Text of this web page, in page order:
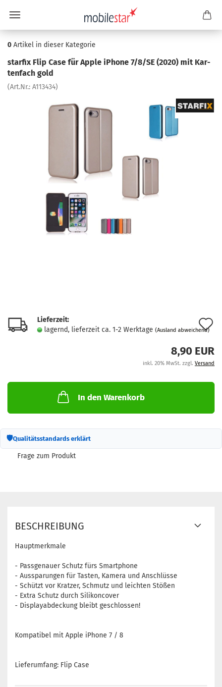
0 Artikel in dieser Kategorie
star­fix Flip Case für Apple iPho­ne 7/8/SE (2020) mit Kar­
ten­fach gold
(Art.Nr.: A113434)
Lieferzeit:
lagernd, lieferzeit ca. 1-2 Werktage (Ausland abweichend)
8,90 EUR
inkl. 20% MwSt. zzgl. Versand
In den Warenkorb
🛡Qualitätsstandards erklärt
Frage zum Produkt
BESCHREIBUNG
Hauptmerkmale
- Passgenauer Schutz fürs Smartphone
- Aussparungen für Tasten, Kamera und Anschlüsse
- Schützt vor Kratzer, Schmutz und leichten Stößen
- Extra Schutz durch Silikoncover
- Displayabdeckung bleibt geschlossen!
Kompatibel mit Apple iPhone 7 / 8
Lieferumfang: Flip Case